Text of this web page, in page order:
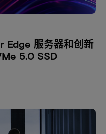
Edge 服务器和创新
5.0 SSD